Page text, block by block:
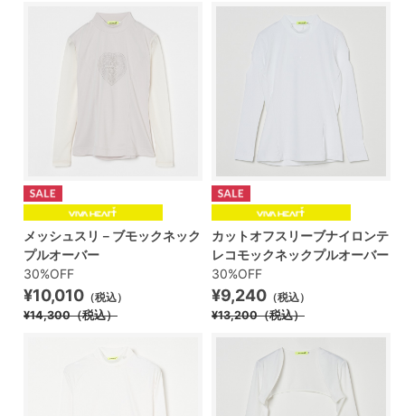
メッシュスリ－ブモックネック
プルオーバー
30%OFF
¥10,010 （税込）
¥14,300（税込）
カットオフスリーブナイロンテ
レコモックネックプルオーバー
30%OFF
¥9,240 （税込）
¥13,200（税込）